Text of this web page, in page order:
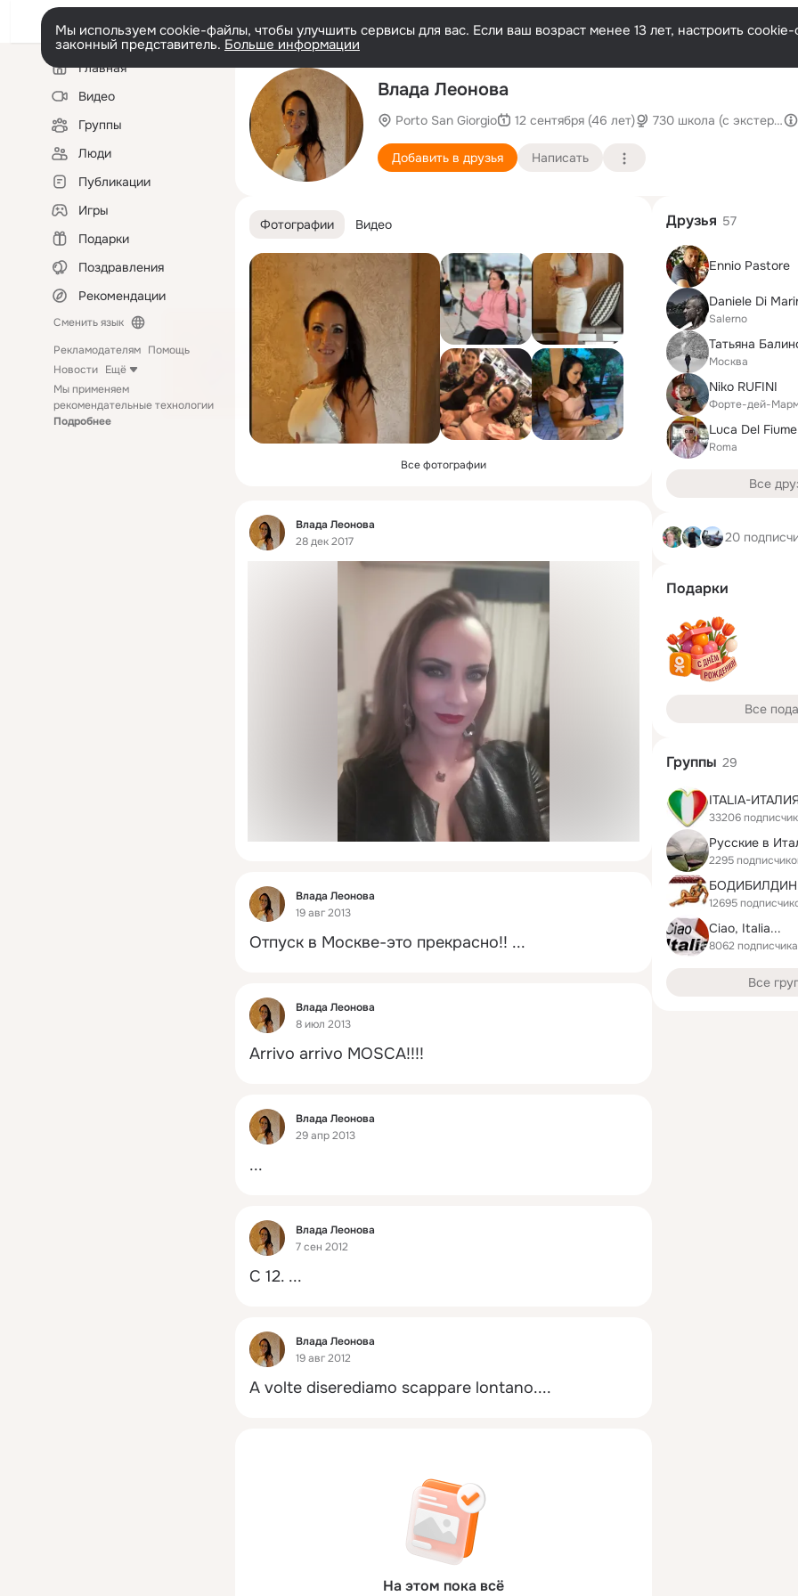
Мы используем cookie-файлы, чтобы улучшить сервисы для вас. Если ваш возраст менее 13 лет, настроить
законный представитель. Больше информации
Левая
колонкаГлавная
Видео
Группы
Люди
Публикации
Игры
Подарки
Поздравления
Рекомендации
Сменить язык
Рекламодателям Помощь
Новости Ещё
Мы применяем
рекомендательные технологии
Подробнее
Влада Леонова
Porto San Giorgio 12 сентября (46 лет) 730 школа (с
Добавить в друзья Написать
Фотографии Видео
Все фотографии
Фид
Влада Леонова
28 дек 2017
Фид
Влада Леонова
19 авг 2013
Отпуск в Москве-это прекрасно!! ...
Фид
Влада Леонова
8 июл 2013
Arrivo arrivo MOSCA!!!!
Фид
Влада Леонова
29 апр 2013
...
Фид
Влада Леонова
7 сен 2012
С 12. ...
Фид
Влада Леонова
19 авг 2012
A volte diserediamo scappare lontano....
На этом пока всё
Друзья 57
Ennio Pastore
Daniele Di
Salerno
Татьяна
Москва
Niko RUFINI
Форте-дей-
Luca Del Fiume
Roma
Все
20
Подарки
Все
Группы 29
ITALIA-ИТАЛИЯ
33206
Русские в
2295
12695
Ciao, Italia...
8062 подписчика
Все